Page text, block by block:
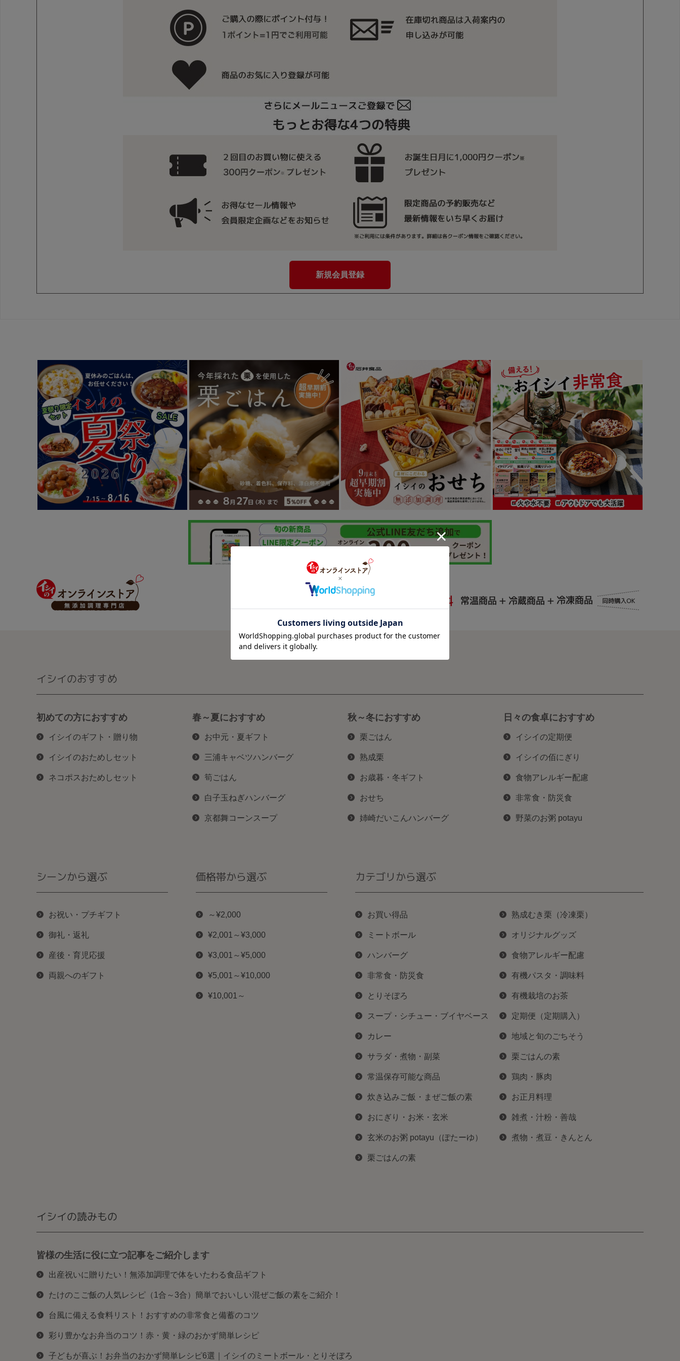
イシイのおすすめ
初めての方におすすめ
イシイのギフト・贈り物
イシイのおためしセット
ネコポスおためしセット
春～夏におすすめ
お中元・夏ギフト
三浦キャベツハンバーグ
筍ごはん
白子玉ねぎハンバーグ
京都舞コーンスープ
秋～冬におすすめ
栗ごはん
熟成栗
お歳暮・冬ギフト
おせち
姉崎だいこんハンバーグ
日々の食卓におすすめ
イシイの定期便
イシイの佰にぎり
食物アレルギー配慮
非常食・防災食
野菜のお粥 potayu
シーンから選ぶ
お祝い・プチギフト
御礼・返礼
産後・育児応援
両親へのギフト
価格帯から選ぶ
～¥2,000
¥2,001～¥3,000
¥3,001～¥5,000
¥5,001～¥10,000
¥10,001～
カテゴリから選ぶ
お買い得品
ミートボール
ハンバーグ
非常食・防災食
とりそぼろ
スープ・シチュー・ブイヤベース
カレー
サラダ・煮物・副菜
常温保存可能な商品
炊き込みご飯・まぜご飯の素
おにぎり・お米・玄米
玄米のお粥 potayu（ぽたーゆ）
栗ごはんの素
熟成むき栗（冷凍栗）
オリジナルグッズ
食物アレルギー配慮
有機パスタ・調味料
有機栽培のお茶
定期便（定期購入）
地域と旬のごちそう
栗ごはんの素
鶏肉・豚肉
お正月料理
雑煮・汁粉・善哉
煮物・煮豆・きんとん
イシイの読みもの
皆様の生活に役に立つ記事をご紹介します
出産祝いに贈りたい！無添加調理で体をいたわる食品ギフト
たけのこご飯の人気レシピ（1合～3合）簡単でおいしい混ぜご飯の素をご紹介！
台風に備える食料リスト！おすすめの非常食と備蓄のコツ
彩り豊かなお弁当のコツ！赤・黄・緑のおかず簡単レシピ
子どもが喜ぶ！お弁当のおかず簡単レシピ6選｜イシイのミートボール・とりそぼろ